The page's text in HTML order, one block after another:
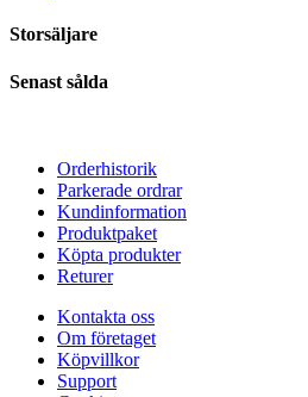
Storsäljare
Senast sålda
Orderhistorik
Parkerade ordrar
Kundinformation
Produktpaket
Köpta produkter
Returer
Kontakta oss
Om företaget
Köpvillkor
Support